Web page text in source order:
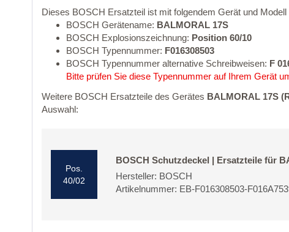
Dieses BOSCH Ersatzteil ist mit folgendem Gerät und Modell
BOSCH Gerätename: BALMORAL 17S
BOSCH Explosionszeichnung: Position 60/10
BOSCH Typennummer: F016308503
BOSCH Typennummer alternative Schreibweisen: F
Bitte prüfen Sie diese Typennummer auf Ihrem Gerät
Weitere BOSCH Ersatzteile des Gerätes BALMORAL 17S
Auswahl:
Pos.
40/02
BOSCH Schutzdeckel | Ersatzteile für
Hersteller: BOSCH
Artikelnummer: EB-F016308503-